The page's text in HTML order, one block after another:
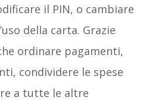
il PIN, o cambiare
della carta. Grazie
ordinare pagamenti,
condividere le spese
a tutte le altre